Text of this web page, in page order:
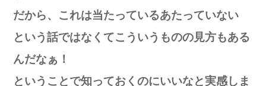
だから、これは当たっているあたっていない
という話ではなくてこういうものの見方もある
んだなぁ！
ということで知っておくのにいいなと実感しま